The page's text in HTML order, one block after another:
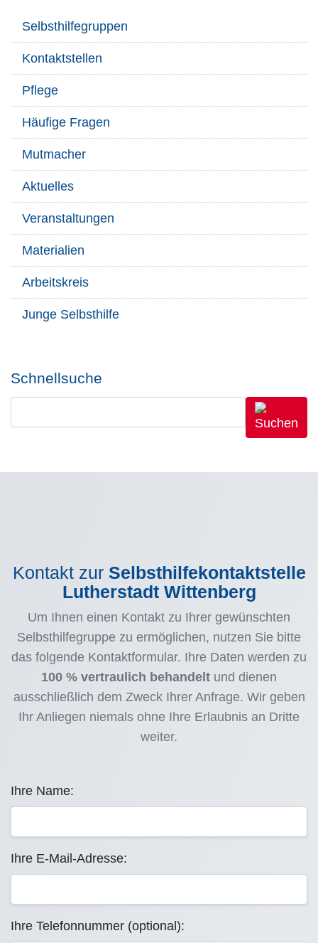
Selbsthilfegruppen
Kontaktstellen
Pflege
Häufige Fragen
Mutmacher
Aktuelles
Veranstaltungen
Materialien
Arbeitskreis
Junge Selbsthilfe
Schnellsuche
Kontakt zur Selbsthilfekontaktstelle
Lutherstadt Wittenberg
Um Ihnen einen Kontakt zu Ihrer gewünschten
Selbsthilfegruppe zu ermöglichen, nutzen Sie bitte
das folgende Kontaktformular. Ihre Daten werden zu
100 % vertraulich behandelt und dienen
ausschließlich dem Zweck Ihrer Anfrage. Wir geben
Ihr Anliegen niemals ohne Ihre Erlaubnis an Dritte
weiter.
Ihre Name:
Ihre E-Mail-Adresse:
Ihre Telefonnummer (optional):